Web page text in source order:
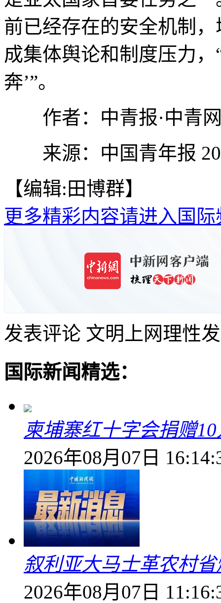
前已经存在的安全机制
成集体舆论和制度压力
奔’”。
作者：中青报·中青网
来源：中国青年报
【编辑:田博群】
更多精彩内容请进入国际
发表评论 文明上网理性
国际新闻精选：
柬埔寨红十字会捐赠
2026年08月07日
叙利亚大马士革农村
2026年08月07日